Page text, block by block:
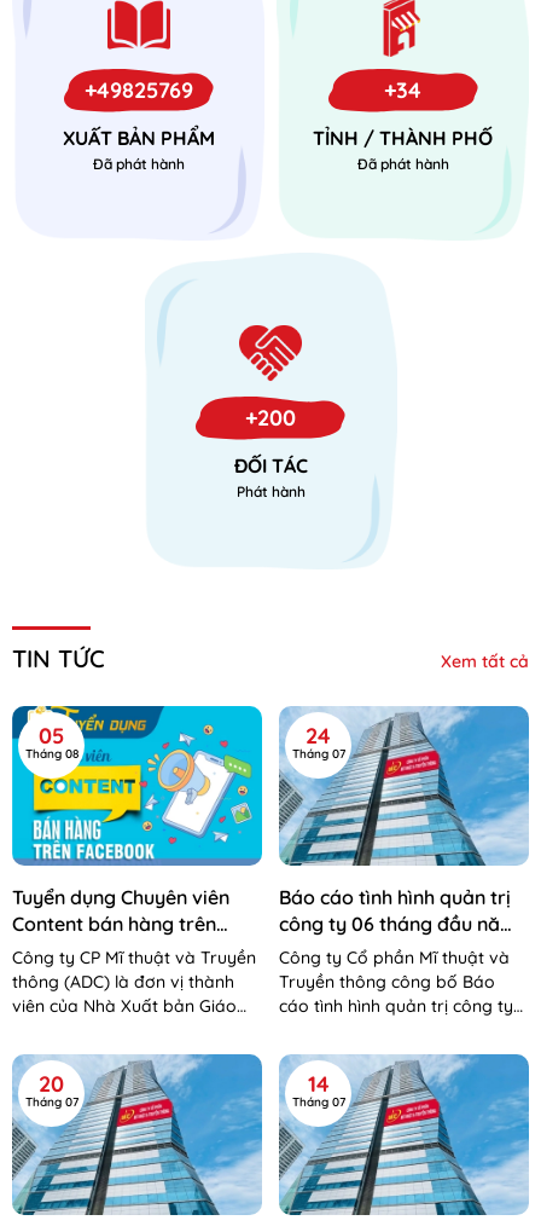
+49825769
XUẤT BẢN PHẨM
Đã phát hành
+34
TỈNH / THÀNH PHỐ
Đã phát hành
+200
ĐỐI TÁC
Phát hành
TIN TỨC Xem tất cả
05
Tháng 08
Tuyển dụng Chuyên viên
Content bán hàng trên
Facebook
Công ty CP Mĩ thuật và Truyền
thông (ADC) là đơn vị thành
viên của Nhà Xuất bản Giáo
Đào tạo. Công...
24
Tháng 07
Báo cáo tình hình quản trị
công ty 06 tháng đầu năm
2026
Công ty Cổ phần Mĩ thuật và
Truyền thông công bố Báo
cáo tình hình quản trị công ty
cáo tình hình QTCT 06 tháng...
20
Tháng 07
14
Tháng 07